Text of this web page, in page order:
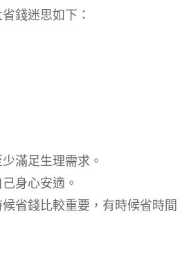
錢迷思如下：
滿足生理需求。
身心安適。
省錢比較重要，有時候省時間